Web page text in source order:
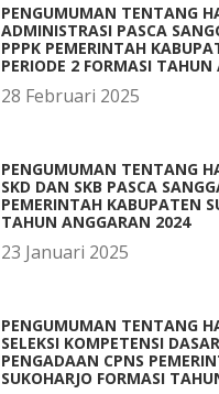
PENGUMUMAN TENTANG
ADMINISTRASI PASCA
PPPK PEMERINTAH
PERIODE 2 FORMASI
28 Februari 2025
PENGUMUMAN TENTANG
SKD DAN SKB PASCA
PEMERINTAH KABUPATEN
TAHUN ANGGARAN 2024
23 Januari 2025
PENGUMUMAN TENTANG
SELEKSI KOMPETENSI
PENGADAAN CPNS
SUKOHARJO FORMASI